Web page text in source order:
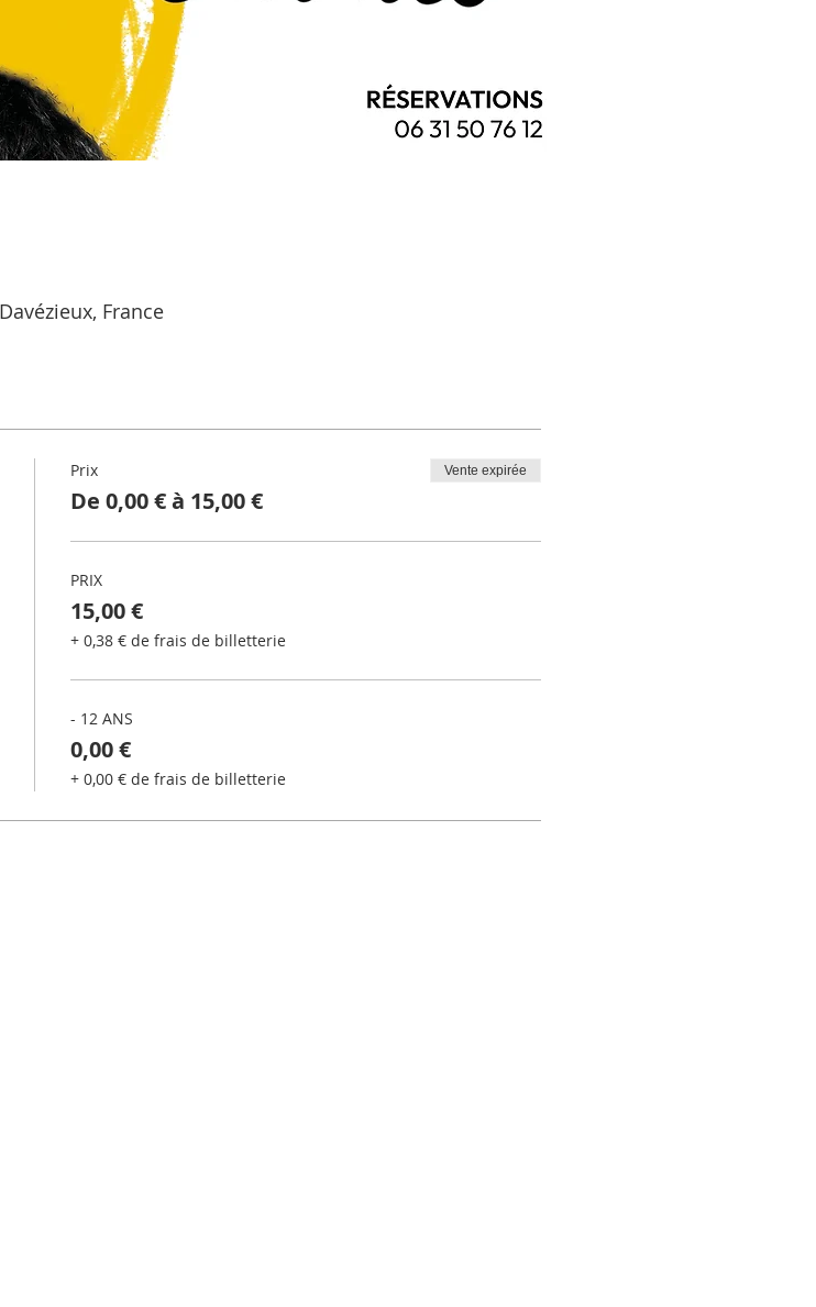
France
Prix
De 0,00 € à 15,00 €
Vente expirée
PRIX
15,00 €
+ 0,38 € de frais de billetterie
- 12 ANS
0,00 €
+ 0,00 € de frais de billetterie